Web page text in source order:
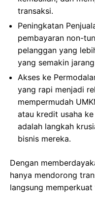
transaksi.
Peningkatan
pembayaran non-
pelanggan yang
yang semakin
Akses ke
yang rapi menjadi
mempermudah
atau kredit usaha
adalah langkah
bisnis mereka.
Dengan
hanya mendorong
langsung